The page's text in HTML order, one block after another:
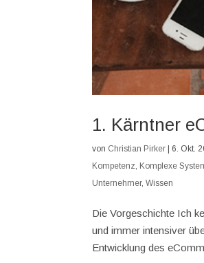
1. Kärntner
von Christian Pirker 6. Okt.
Kompetenz, Komplexe
Unternehmer,Wissen
Die Vorgeschichte Ich
und immer intensiver
Entwicklung des